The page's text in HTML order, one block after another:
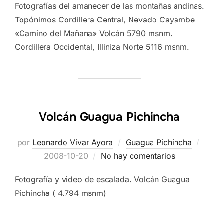
Fotografías del amanecer de las montañas andinas.
Topónimos Cordillera Central, Nevado Cayambe
«Camino del Mañana» Volcán 5790 msnm.
Cordillera Occidental, Illiniza Norte 5116 msnm.
Volcán Guagua Pichincha
por Leonardo Vivar Ayora Guagua Pichincha
2008-10-20 No hay comentarios
Fotografía y video de escalada. Volcán Guagua
Pichincha ( 4.794 msnm)